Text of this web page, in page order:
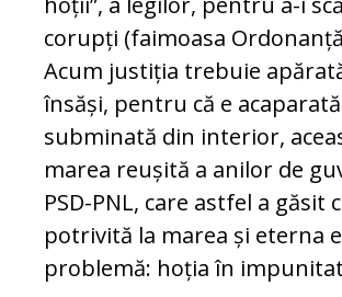
corupți (faimoasa
Acum justiția trebuie
însăși, pentru că e
subminată din interior,
marea reușită a anilor de
PSD-PNL, care astfel a găsit
potrivită la marea și eterna
problemă: hoția în